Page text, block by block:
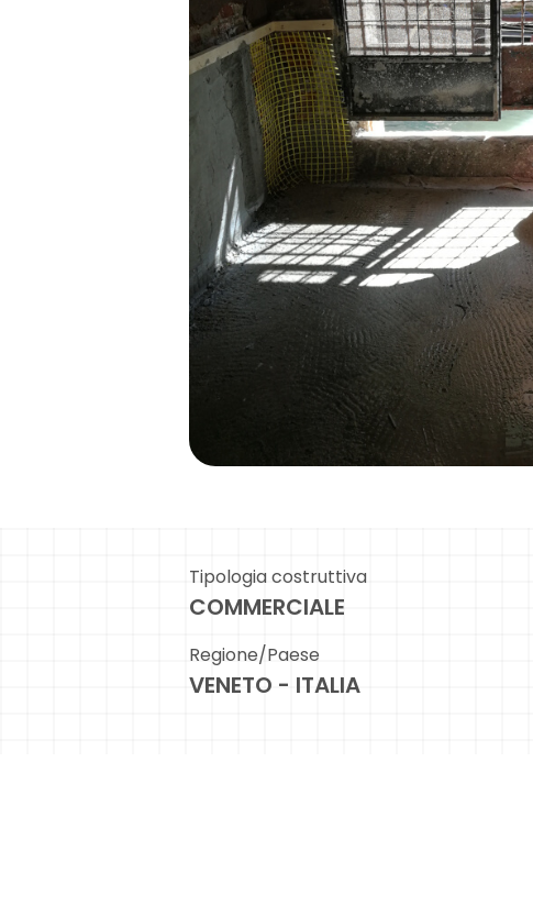
Tipologia costruttiva
COMMERCIALE
Regione/Paese
VENETO - ITALIA